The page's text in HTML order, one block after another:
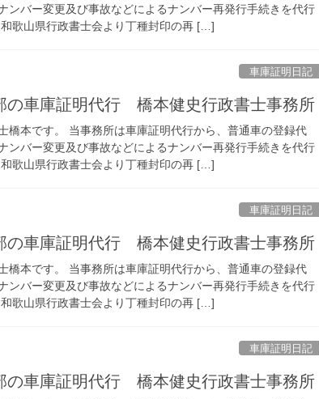
ンバー変更及び事故などによるナンバー再発行手続きを代行
歌山県行政書士会より丁種封印の再 […]
車庫証明日記
の車庫証明代行 橋本健史行政書士事務所
橋本です。 当事務所は車庫証明代行から、普通車の登録代
ンバー変更及び事故などによるナンバー再発行手続きを代行
歌山県行政書士会より丁種封印の再 […]
車庫証明日記
の車庫証明代行 橋本健史行政書士事務所
橋本です。 当事務所は車庫証明代行から、普通車の登録代
ンバー変更及び事故などによるナンバー再発行手続きを代行
歌山県行政書士会より丁種封印の再 […]
車庫証明日記
の車庫証明代行 橋本健史行政書士事務所